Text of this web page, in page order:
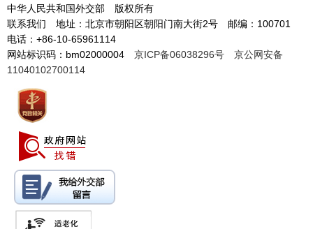
中华人民共和国外交部 版权所有
联系我们 地址：北京市朝阳区朝阳门南大街2号 邮编：100701
电话：+86-10-65961114
网站标识码：bm02000004 京ICP备06038296号
京公网安备
11040102700114